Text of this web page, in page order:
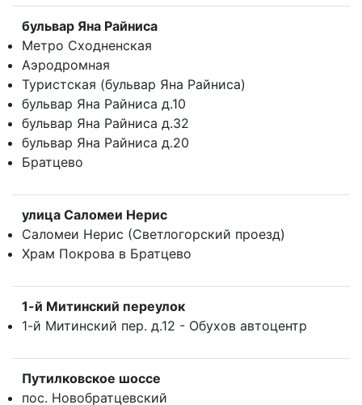
бульвар Яна Райниса
Метро Сходненская
Аэродромная
Туристская (бульвар Яна Райниса)
бульвар Яна Райниса д.10
бульвар Яна Райниса д.32
бульвар Яна Райниса д.20
Братцево
улица Саломеи Нерис
Саломеи Нерис (Светлогорский проезд)
Храм Покрова в Братцево
1-й Митинский переулок
1-й Митинский пер. д.12 - Обухов автоцентр
Путилковское шоссе
пос. Новобратцевский